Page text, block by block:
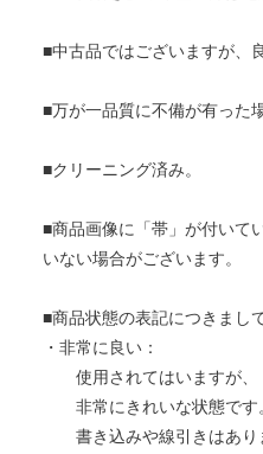
■中古品ではございますが、
■万が一品質に不備が有った
■クリーニング済み。
■商品画像に「帯」が付いて
いない場合がございます。
■商品状態の表記につきまし
・非常に良い：
使用されてはいますが、
非常にきれいな状態です
書き込みや線引きはあり